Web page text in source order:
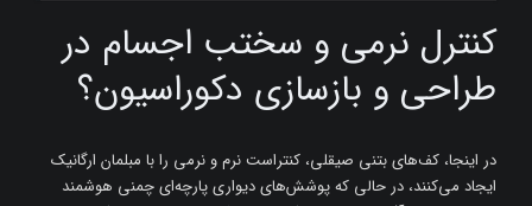
کنترل نرمی و سختب اجسام در
طراحی و بازسازی دکوراسیون؟
در اینجا، کف‌های بتنی صیقلی، کنتراست نرم و نرمی را با مبلمان ارگانیک
ایجاد می‌کنند، در حالی که پوشش‌های دیواری پارچه‌ای چمنی هوشمند